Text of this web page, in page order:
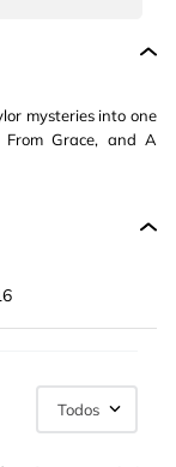
mysteries into one
Grace, and A
Todos